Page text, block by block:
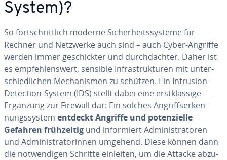
System)?
So fort­schritt­lich moderne Si­cher­heits­sys­te­me für
Rechner und Netzwerke auch sind – auch Cyber-Angriffe
werden immer ge­schick­ter und durch­dach­ter. Daher ist
es emp­feh­lens­wert, sensible In­fra­struk­tu­ren mit un­ter­
schied­li­chen Me­cha­nis­men zu schützen. Ein Intrusion-
Detection-System (IDS) stellt dabei eine erst­klas­si­ge
Ergänzung zur Firewall dar: Ein solches An­griffs­er­ken­
nungs­sys­tem entdeckt Angriffe und po­ten­zi­el­le
Gefahren früh­zei­tig und in­for­miert Ad­mi­nis­tra­to­ren
und Ad­mi­nis­tra­to­rin­nen umgehend. Diese können dann
die not­wen­di­gen Schritte einleiten, um die Attacke ab­zu­